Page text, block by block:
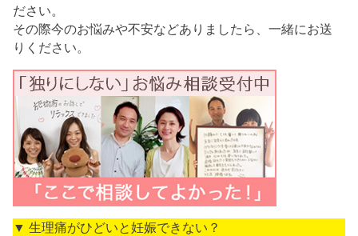
ださい。
その際今のお悩みや不安などありましたら、一緒にお送
りください。
▼ 生理痛がひどいと妊娠できない？